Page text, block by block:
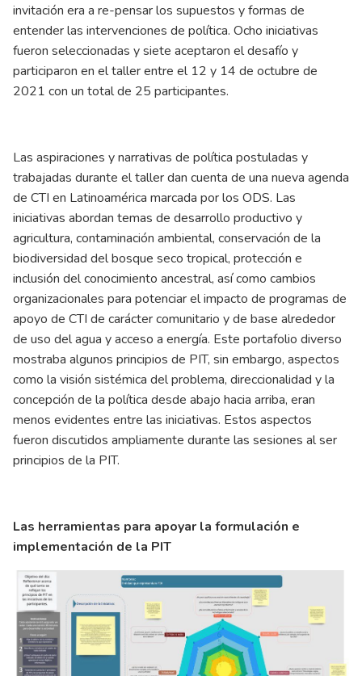
invitación era a re-pensar los supuestos y formas de
entender las intervenciones de política. Ocho iniciativas
fueron seleccionadas y siete aceptaron el desafío y
participaron en el taller entre el 12 y 14 de octubre de
2021 con un total de 25 participantes.
Las aspiraciones y narrativas de política postuladas y
trabajadas durante el taller dan cuenta de una nueva agenda
de CTI en Latinoamérica marcada por los ODS. Las
iniciativas abordan temas de desarrollo productivo y
agricultura, contaminación ambiental, conservación de la
biodiversidad del bosque seco tropical, protección e
inclusión del conocimiento ancestral, así como cambios
organizacionales para potenciar el impacto de programas de
apoyo de CTI de carácter comunitario y de base alrededor
de uso del agua y acceso a energía. Este portafolio diverso
mostraba algunos principios de PIT, sin embargo, aspectos
como la visión sistémica del problema, direccionalidad y la
concepción de la política desde abajo hacia arriba, eran
menos evidentes entre las iniciativas. Estos aspectos
fueron discutidos ampliamente durante las sesiones al ser
principios de la PIT.
Las herramientas para apoyar la formulación e
implementación de la PIT